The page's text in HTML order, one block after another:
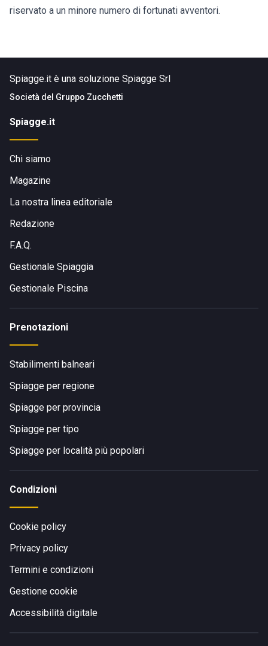
riservato a un minore numero di fortunati avventori.
Spiagge.it è una soluzione Spiagge Srl
Società del Gruppo Zucchetti
Spiagge.it
Chi siamo
Magazine
La nostra linea editoriale
Redazione
F.A.Q.
Gestionale Spiaggia
Gestionale Piscina
Prenotazioni
Stabilimenti balneari
Spiagge per regione
Spiagge per provincia
Spiagge per tipo
Spiagge per località più popolari
Condizioni
Cookie policy
Privacy policy
Termini e condizioni
Gestione cookie
Accessibilità digitale